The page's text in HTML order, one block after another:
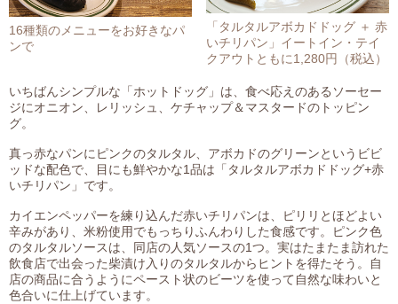
16種類のメニューをお好きなパ
ンで
「タルタルアボカドドッグ ＋ 赤
いチリパン」イートイン・テイ
クアウトともに1,280円（税込）
いちばんシンプルな「ホットドッグ」は、食べ応えのあるソーセー
ジにオニオン、レリッシュ、ケチャップ＆マスタードのトッピン
グ。
真っ赤なパンにピンクのタルタル、アボカドのグリーンというビビ
ッドな配色で、目にも鮮やかな1品は「タルタルアボカドドッグ+赤
いチリパン」です。
カイエンペッパーを練り込んだ赤いチリパンは、ピリリとほどよい
辛みがあり、米粉使用でもっちりふんわりした食感です。ピンク色
のタルタルソースは、同店の人気ソースの1つ。実はたまたま訪れた
飲食店で出会った柴漬け入りのタルタルからヒントを得たそう。自
店の商品に合うようにペースト状のビーツを使って自然な味わいと
色合いに仕上げています。